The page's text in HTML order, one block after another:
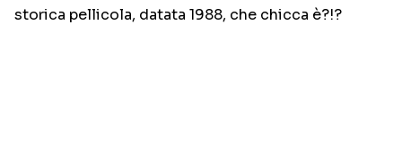
storica pellicola, datata 1988, che chicca è?!?